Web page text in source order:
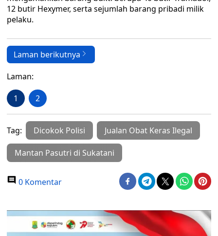
12 butir Hexymer, serta sejumlah barang pribadi milik
pelaku.
Laman berikutnya
Laman:
1 2
Tag: Dicokok Polisi Jualan Obat Keras Ilegal
Mantan Pasutri di Sukatani
0 Komentar